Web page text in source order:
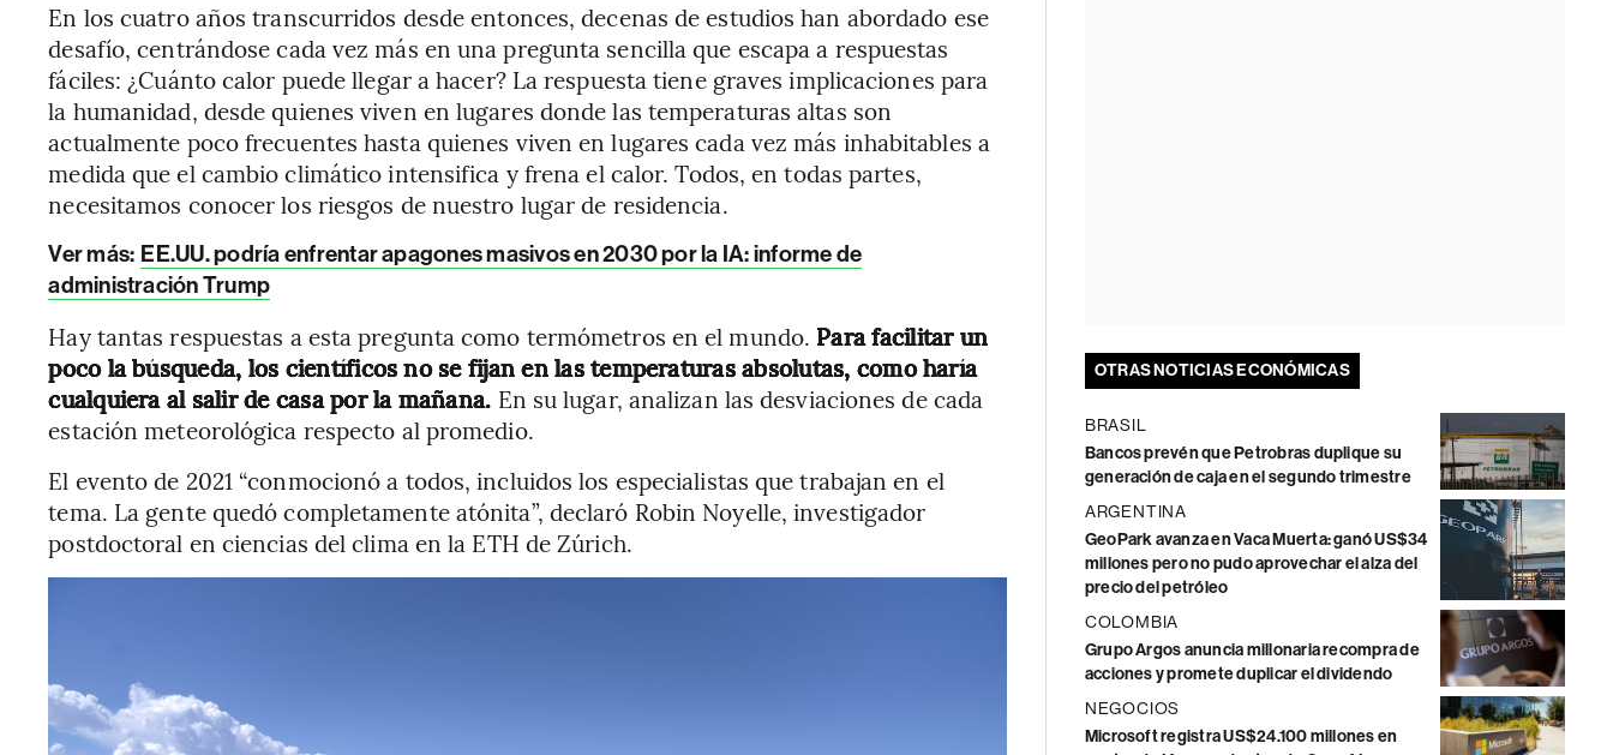
En los cuatro años transcurridos desde entonces, decenas de estudios han abordado ese
desafío, centrándose cada vez más en una pregunta sencilla que escapa a respuestas
fáciles: ¿Cuánto calor puede llegar a hacer? La respuesta tiene graves implicaciones para
la humanidad, desde quienes viven en lugares donde las temperaturas altas son
actualmente poco frecuentes hasta quienes viven en lugares cada vez más inhabitables a
medida que el cambio climático intensifica y frena el calor. Todos, en todas partes,
necesitamos conocer los riesgos de nuestro lugar de residencia.
Ver más: EE.UU. podría enfrentar apagones masivos en 2030 por la IA: informe de
administración Trump
Hay tantas respuestas a esta pregunta como termómetros en el mundo. Para facilitar un
poco la búsqueda, los científicos no se fijan en las temperaturas absolutas, como haría
cualquiera al salir de casa por la mañana. En su lugar, analizan las desviaciones de cada
estación meteorológica respecto al promedio.
El evento de 2021 “conmocionó a todos, incluidos los especialistas que trabajan en el
tema. La gente quedó completamente atónita”, declaró Robin Noyelle, investigador
postdoctoral en ciencias del clima en la ETH de Zúrich.
OTRAS NOTICIAS ECONÓMICAS
BRASIL
Bancos prevén que Petrobras duplique su
generación de caja en el segundo trimestre
ARGENTINA
GeoPark avanza en Vaca Muerta: ganó US$34
millones pero no pudo aprovechar el alza del
precio del petróleo
COLOMBIA
Grupo Argos anuncia millonaria recompra de
acciones y promete duplicar el dividendo
NEGOCIOS
Microsoft registra US$24.100 millones en